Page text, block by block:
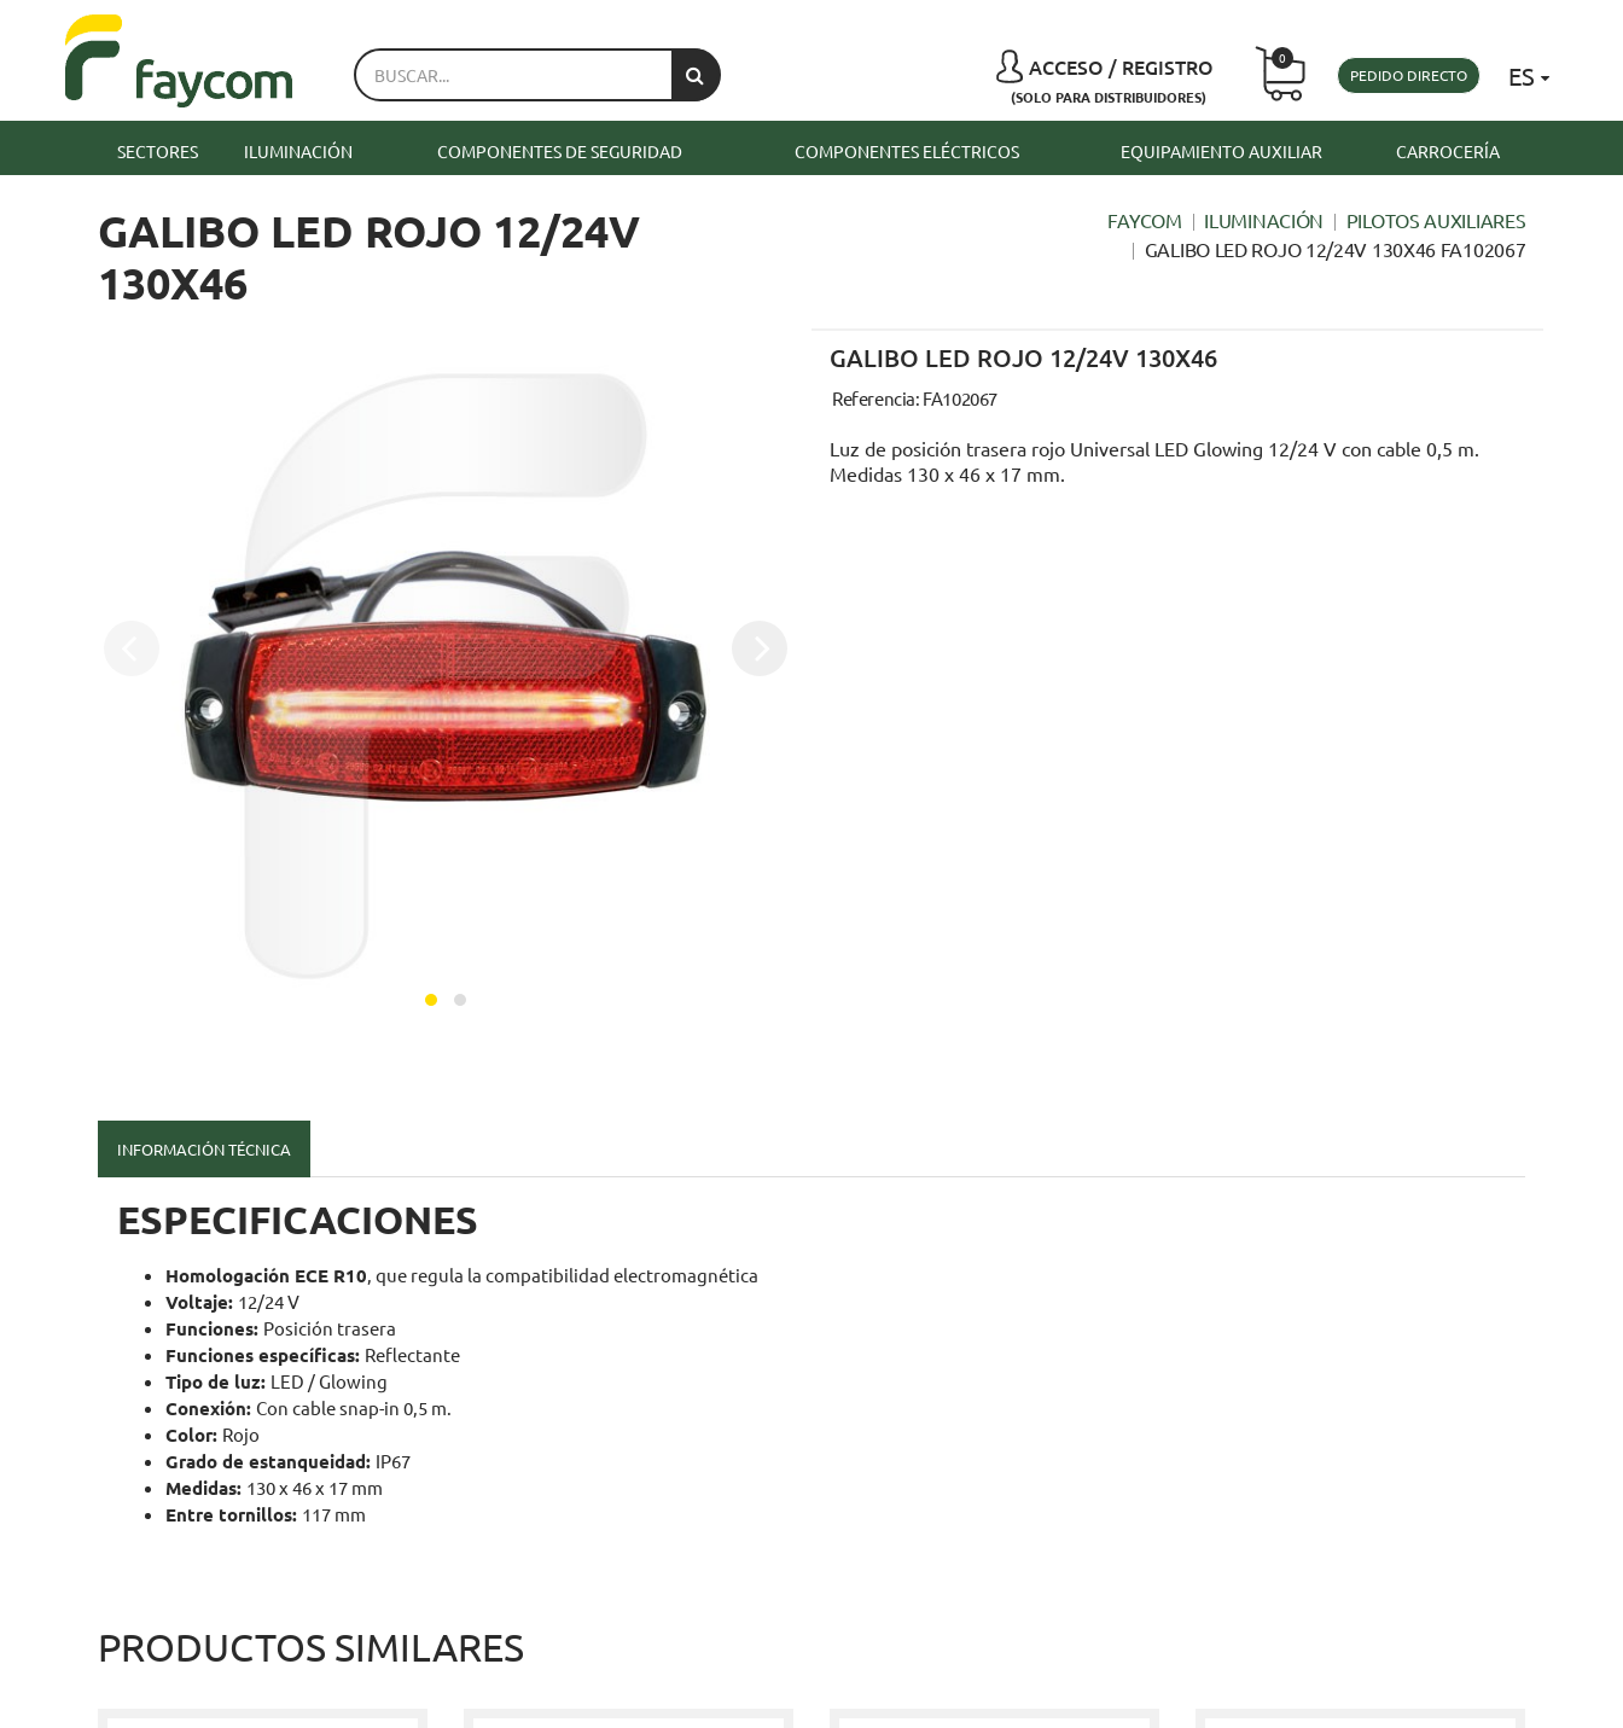
PEDIDO DIRECTO
(SOLO PARA DISTRIBUIDORES)
ES
ACCESO / REGISTRO 0
SECTORES ILUMINACIÓN COMPONENTES DE SEGURIDAD COMPONENTES ELÉCTRICOS EQUIPAMIENTO AUXILIAR CARROCERÍA
GALIBO LED ROJO 12/24V
130X46
FAYCOM ILUMINACIÓN
PILOTOS AUXILIARES
GALIBO LED ROJO 12/24V 130X46 FA102067
GALIBO LED ROJO 12/24V 130X46
Referencia: FA102067
Luz de posición trasera rojo Universal LED Glowing 12/24 V con cable 0,5 m.
Medidas 130 x 46 x 17 mm.
INFORMACIÓN TÉCNICA
ESPECIFICACIONES
Homologación ECE R10, que regula la compatibilidad electromagnética
Voltaje: 12/24 V
Funciones: Posición trasera
Funciones específicas: Reflectante
Tipo de luz: LED / Glowing
Conexión: Con cable snap-in 0,5 m.
Color: Rojo
Grado de estanqueidad: IP67
Medidas: 130 x 46 x 17 mm
Entre tornillos: 117 mm
PRODUCTOS SIMILARES